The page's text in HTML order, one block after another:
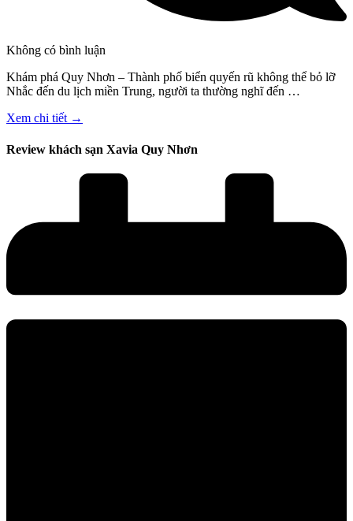
Không có bình luận
Khám phá Quy Nhơn – Thành phố biển quyến rũ không thể bỏ lỡ
Nhắc đến du lịch miền Trung, người ta thường nghĩ đến …
Xem chi tiết →
Review khách sạn Xavia Quy Nhơn